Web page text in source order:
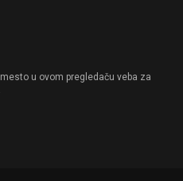
u ovom pregledaču veba za